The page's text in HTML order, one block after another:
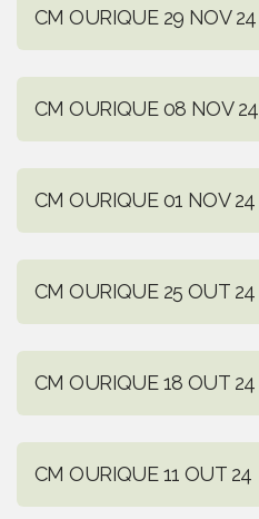
CM OURIQUE 29 NOV 24
CM OURIQUE 08 NOV 24
CM OURIQUE 01 NOV 24
CM OURIQUE 25 OUT 24
CM OURIQUE 18 OUT 24
CM OURIQUE 11 OUT 24